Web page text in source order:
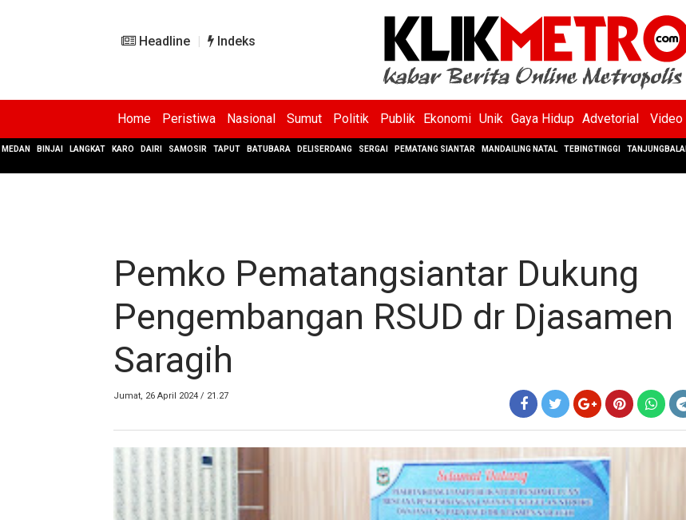
Headline Indeks
Home Peristiwa Nasional Sumut Politik Publik Ekonomi Unik Gaya Hidup Advetorial Video
MEDAN BINJAI LANGKAT KARO DAIRI SAMOSIR TAPUT BATUBARA DELISERDANG SERGAI PEMATANG SIANTAR MANDAILING NATAL TEBINGTINGGI TANJUNGBALAI
Pemko Pematangsiantar Dukung
Pengembangan RSUD dr Djasamen
Saragih
Jumat, 26 April 2024 / 21.27